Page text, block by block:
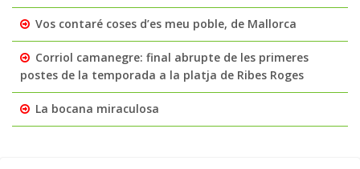
Vos contaré coses d’es meu poble, de Mallorca
Corriol camanegre: final abrupte de les primeres
postes de la temporada a la platja de Ribes Roges
La bocana miraculosa